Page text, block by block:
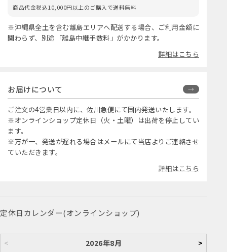
商品代金税込10,000円以上のご購入で送料無料
※沖縄県全土を含む離島エリアへ配送する場合、ご利用金額に
関わらず、別途「離島中継手数料」がかかります。
詳細はこちら
お届けについて
ご注文の4営業日以内に、佐川急便にて国内発送いたします。
※オンラインショップ定休日（火・土曜）は出荷を停止してい
ます。
※万が一、発送が遅れる場合はメールにて当店よりご連絡させ
ていただきます。
詳細はこちら
定休日カレンダー(オンラインショップ)
< 2026年8月 >